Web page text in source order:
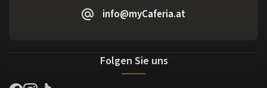
info@myCaferia.at
Folgen Sie uns